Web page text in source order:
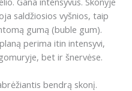
saldžiosios vyšnios, taip
gumą (buble gum).
perima itin intensyvi,
bet ir šnervėse.
bendrą skonį.